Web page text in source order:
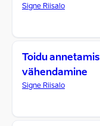
Signe Riisalo
Toidu
vähendamine
Signe Riisalo